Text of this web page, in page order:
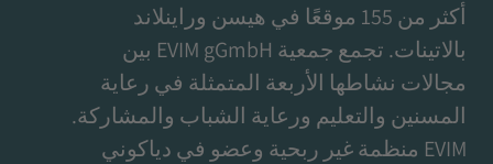
أكثر من 155 موقعًا في هيسن وراينلاند
بالاتينات. تجمع جمعية EVIM gGmbH بين
مجالات نشاطها الأربعة المتمثلة في رعاية
المسنين والتعليم ورعاية الشباب والمشاركة.
EVIM منظمة غير ربحية وعضو في دياكوني